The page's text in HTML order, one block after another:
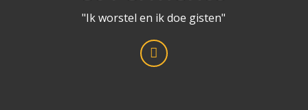
"Ik worstel en ik doe gisten"